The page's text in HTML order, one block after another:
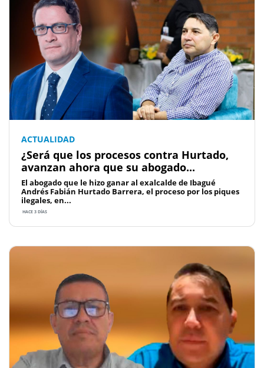
ACTUALIDAD
¿Será que los procesos contra Hurtado,
avanzan ahora que su abogado...
El abogado que le hizo ganar al exalcalde de Ibagué
Andrés Fabián Hurtado Barrera, el proceso por los piques
ilegales, en...
HACE 3 DÍAS